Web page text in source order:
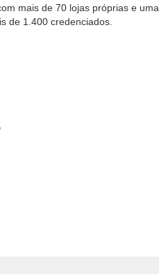
mais de 70 lojas próprias e uma
de 1.400 credenciados.